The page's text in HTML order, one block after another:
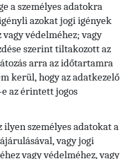
a személyes adatokra
azokat jogi igények
védelméhez; vagy
szerint tiltakozott az
arra az időtartamra
kerül, hogy az adatkezelő
az érintett jogos
ilyen személyes adatokat a
vagy jogi
vagy védelméhez, vagy